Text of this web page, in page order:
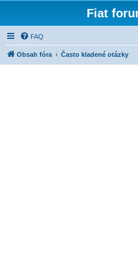
Fiat
FAQ
Obsah fóra Často kladené otázky